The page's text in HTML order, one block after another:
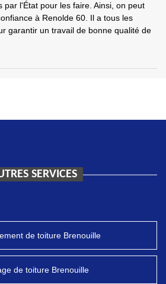
par l'État pour les faire. Ainsi, on peut
à Renolde 60. Il a tous les
garantir un travail de bonne qualité de
SERVICES
de toiture Brenouille
de toiture Brenouille